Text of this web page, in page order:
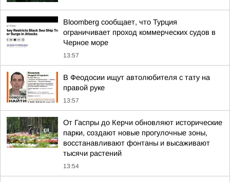
Bloomberg сообщает, что Турция
ограничивает проход коммерческих судов в
Черное море
13:57
В Феодосии ищут автолюбителя с тату на
правой руке
13:57
От Гаспры до Керчи обновляют исторические
парки, создают новые прогулочные зоны,
восстанавливают фонтаны и высаживают
тысячи растений
13:54